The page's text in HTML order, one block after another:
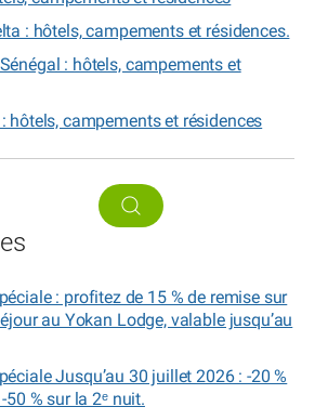
: hôtels, campements et résidences.
: hôtels, campements et
hôtels, campements et résidences
: profitez de 15 % de remise sur
au Yokan Lodge, valable jusqu’au
Jusqu’au 30 juillet 2026 : -20 %
50 % sur la 2ᵉ nuit.